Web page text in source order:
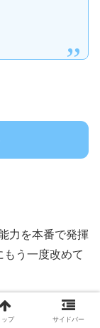
力を本番で発揮
う一度改めて
ップ サイドバー